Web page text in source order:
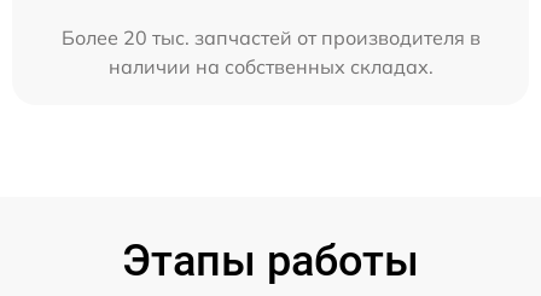
Более 20 тыс. запчастей от производителя в
наличии на собственных складах.
Этапы работы